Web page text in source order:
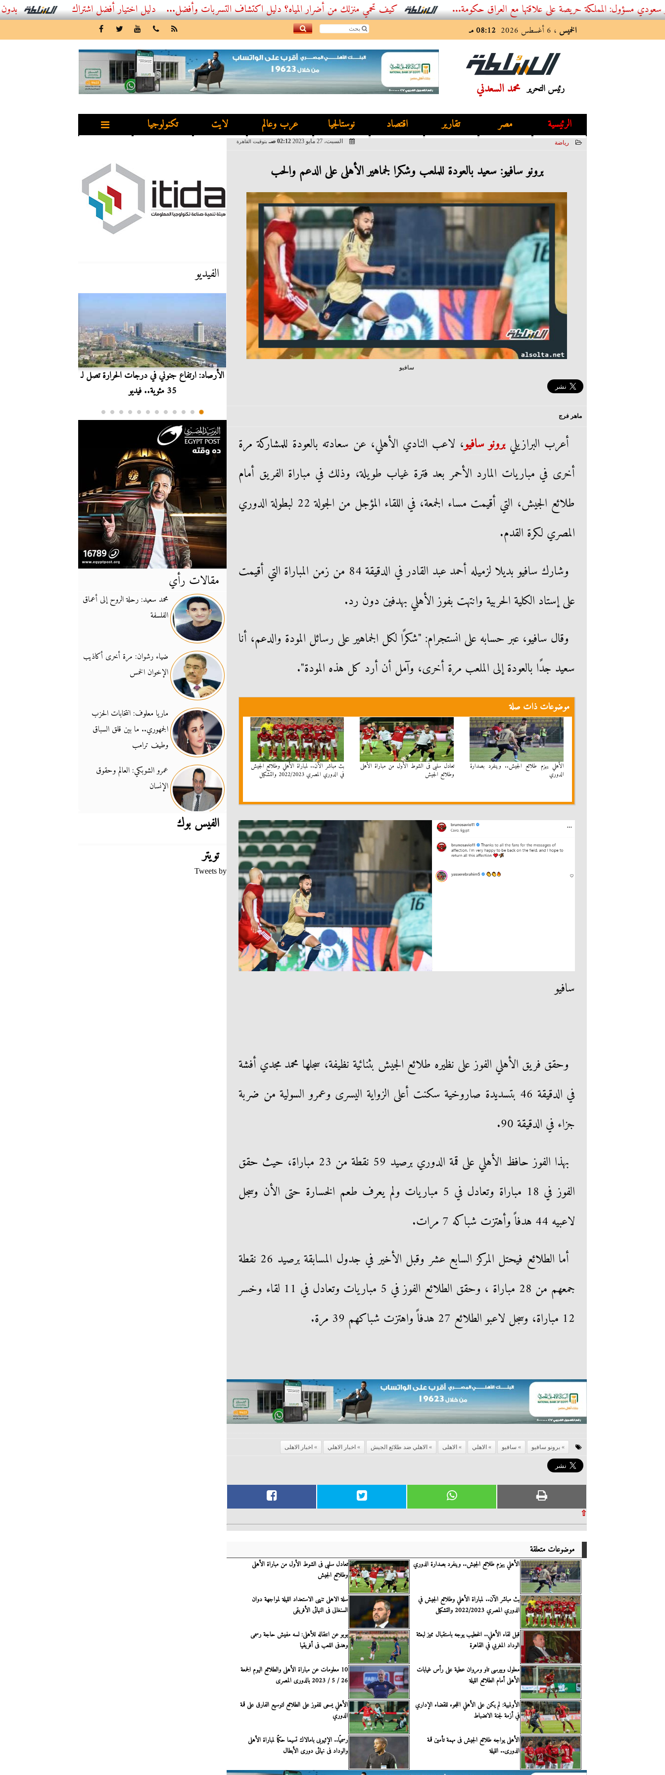
أفضل اشتراك IPTV بدون تقطيع 2026 – دليل المشاهد العصري المملكة حريصة على علاقتها مع العراق حكومة... كيف تحمي منزلك من أضرار المياه؟ دليل اكتشاف التسربات وأفضل...
الخميس ، 6 أغسطس 2026 08:12 مـ
رئيس التحرير محمد السعدني
الرئيسية مصر تقارير اقتصاد نوستالجيا عرب وعالم لايت تكنولوجيا
رياضة السبت، 27 مايو 2023 02:12 صـ بتوقيت القاهرة
برونو سافيو: سعيد بالعودة للملعب وشكرا لجماهير الأهلى على الدعم والحب
سافيو
ماهر فرج
أعرب البرازيليبرونوسافيو، لاعب النادي الأهلي، عن سعادته بالعودة للمشاركة مرة
أخرى في مباريات المارد الأحمر بعد فترة غياب طويلة، وذلك في مباراة الفريق أمام
طلائع الجيش، التي أقيمت مساء الجمعة، في اللقاء المؤجل من الجولة 22 لبطولة الدوري
المصري لكرة القدم.
وشارك سافيو بديلا لزميله أحمد عبد القادر في الدقيقة 84 من زمن المباراة التي أقيمت
على إستاد الكلية الحربية وانتهت بفوز الأهلي بهدفين دون رد.
وقال سافيو، عبر حسابه على انستجرام: "شكرًا لكل الجماهير على رسائل المودة والدعم، أنا
سعيد جدًا بالعودة إلى الملعب مرة أخرى، وآمل أن أرد كل هذه المودة".
موضوعات ذات صلة
الأهلي يهزم طلائع الجيش.. وينفرد بصدارة
الدوري
تعادل سلبى فى الشوط الأول من مباراة الأهلى
وطلائع الجيش
بث مباشر الآن.. لمباراة الأهلي وطلائع الجيش
في الدوري المصري 2022/2023 والتشكيل
سافيو
وحقق فريق الأهلي الفوز على نظيره طلائع الجيش بثنائية نظيفة، سجلها محمد مجدي أفشة
في الدقيقة 46 بتسديدة صاروخية سكنت أعلى الزواية اليسرى وعمرو السولية من ضربة
جزاء في الدقيقة 90.
بهذا الفوز حافظ الأهلي على قمة الدوري برصيد 59 نقطة من 23 مباراة، حيث حقق
الفوز في 18 مباراة وتعادل في 5 مباريات ولم يعرف طعم الخسارة حتى الأن وسجل
لاعبيه 44 هدفاً وأهتزت شباكه 7 مرات.
أما الطلائع فيحتل المركز السابع عشر وقبل الأخير في جدول المسابقة برصيد 26 نقطة
جمعهم من 28 مباراة ، وحقق الطلائع الفوز في 5 مباريات وتعادل في 11 لقاء وخسر
12 مباراة، وسجل لاعبو الطلائع 27 هدفاً واهتزت شباكهم 39 مرة.
برونو سافيو سافيو الاهلي الاهلى الاهلي ضد طلائع الجيش اخبار الاهلي اخبار الاهلى
⇧
موضوعات متعلقة
الأهلي يهزم طلائع الجيش.. وينفرد بصدارة الدوري
تعادل سلبى فى الشوط الأول من مباراة الأهلى
وطلائع الجيش
بث مباشر الآن.. لمباراة الأهلي وطلائع الجيش في
الدوري المصري 2022/2023 والتشكيل
سلة الاهلى تنهى الاستعداد الليلة لمواجهة دوان
السنغالى فى النهائى الأفريقى
قبل لقاء الأهلي.. الخطيب يوجه باستقبال مميز لبعثة
الوداد المغربي في القاهرة
بوبو عن انتقاله للأهلى: لسه مفيش حاجة رسمى
وهدفى اللعب فى أفريقيا
معلول وبيرسى تاو ومروان عطية على رأس غيابات
الأهلى أمام الطلائع الليلة
10 معلومات عن مباراة الأهلى والطلائع اليوم الجمعة
26 / 5 / 2023 بالدورى المصرى
الأولمبية: لم يكن على الأهلي اللجوء للقضاء الإداري
في أزمة لجنة الانضباط
الأهلي يسعى للفوز على الطلائع لتوسيع الفارق على قمة
الدوري
الأهلى يواجه طلائع الجيش فى مهمة تأمين قمة
الدورى.. الليلة
رسميًا.. الإثيوبى بامالاك تسيما حكمًا لمباراة الأهلى
والوداد فى نهائى دورى الأبطال
الفيديو
الأرصاد: ارتفاع جنوني في درجات الحرارة تصل لـ
35 مئوية.. فيديو
مقالات رأي
محمد سعيد: رحلة الروح إلى أعماق
الفلسفة
ضياء رشوان: مرة أخرى أكاذيب
الإخوان الخمس
ماريا معلوف: انتخابات الحزب
الجمهوري.. ما بين قلق السباق
وطيف ترامب
عمرو الشوبكي: العالم وحقوق
الإنسان
الفيس بوك
تويتر
Tweets by